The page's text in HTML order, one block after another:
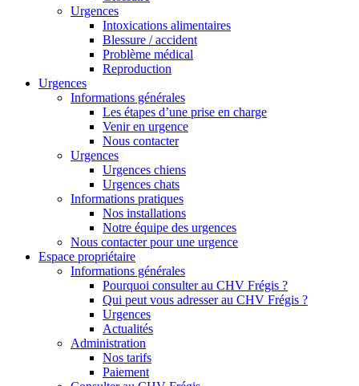
Urgences
Intoxications alimentaires
Blessure / accident
Problème médical
Reproduction
Urgences
Informations générales
Les étapes d’une prise en charge
Venir en urgence
Nous contacter
Urgences
Urgences chiens
Urgences chats
Informations pratiques
Nos installations
Notre équipe des urgences
Nous contacter pour une urgence
Espace propriétaire
Informations générales
Pourquoi consulter au CHV Frégis ?
Qui peut vous adresser au CHV Frégis ?
Urgences
Actualités
Administration
Nos tarifs
Paiement